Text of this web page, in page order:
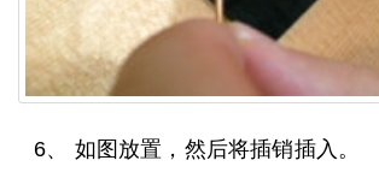
6、 如图放置，然后将插销插入。